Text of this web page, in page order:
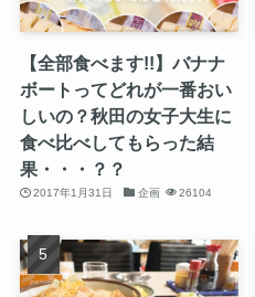
【全部食べます!!】バナナ
ボートってどれが一番おい
しいの？秋田の女子大生に
食べ比べしてもらった結
果・・・？？
2017年1月31日 企画 26104